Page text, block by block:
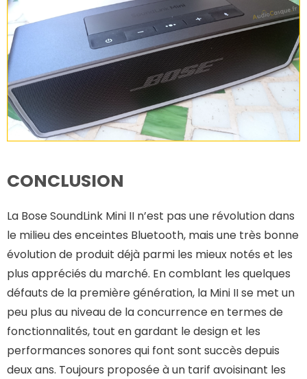
CONCLUSION
La Bose SoundLink Mini II n’est pas une révolution dans
le milieu des enceintes Bluetooth, mais une très bonne
évolution de produit déjà parmi les mieux notés et les
plus appréciés du marché. En comblant les quelques
défauts de la première génération, la Mini II se met un
peu plus au niveau de la concurrence en termes de
fonctionnalités, tout en gardant le design et les
performances sonores qui font sont succès depuis
deux ans. Toujours proposée à un tarif avoisinant les